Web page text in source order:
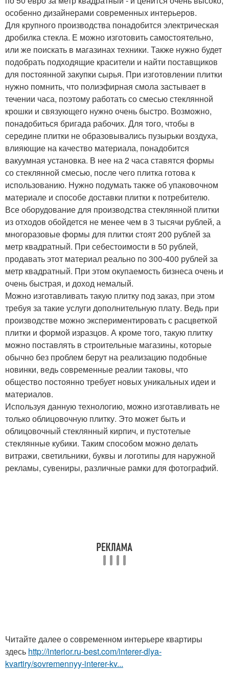
особенно дизайнерами современных интерьеров.
Для крупного производства понадобится электрическая
дробилка стекла. Е можно изготовить самостоятельно,
или же поискать в магазинах техники. Также нужно будет
подобрать подходящие красители и найти поставщиков
для постоянной закупки сырья. При изготовлении плитки
нужно помнить, что полиэфирная смола застывает в
течении часа, поэтому работать со смесью стеклянной
крошки и связующего нужно очень быстро. Возможно,
понадобиться бригада рабочих. Для того, чтобы в
середине плитки не образовывались пузырьки воздуха,
влияющие на качество материала, понадобится
вакуумная установка. В нее на 2 часа ставятся формы
со стеклянной смесью, после чего плитка готова к
использованию. Нужно подумать также об упаковочном
материале и способе доставки плитки к потребителю.
Все оборудование для производства стеклянной плитки
из отходов обойдется не менее чем в 3 тысячи рублей, а
многоразовые формы для плитки стоят 200 рублей за
метр квадратный. При себестоимости в 50 рублей,
продавать этот материал реально по 300-400 рублей за
метр квадратный. При этом окупаемость бизнеса очень и
очень быстрая, и доход немалый.
Можно изготавливать такую плитку под заказ, при этом
требуя за такие услуги дополнительную плату. Ведь при
производстве можно экспериментировать с расцветкой
плитки и формой изразцов. А кроме того, такую плитку
можно поставлять в строительные магазины, которые
обычно без проблем берут на реализацию подобные
новинки, ведь современные реалии таковы, что
общество постоянно требует новых уникальных идеи и
материалов.
Используя данную технологию, можно изготавливать не
только облицовочную плитку. Это может быть и
облицовочный стеклянный кирпич, и пустотелые
стеклянные кубики. Таким способом можно делать
витражи, светильники, буквы и логотипы для наружной
рекламы, сувениры, различные рамки для фотографий.
Читайте далее о современном интерьере квартиры
здесь http://interior.ru-best.com/interer-dlya-
kvartiry/sovremennyy-interer-kv...